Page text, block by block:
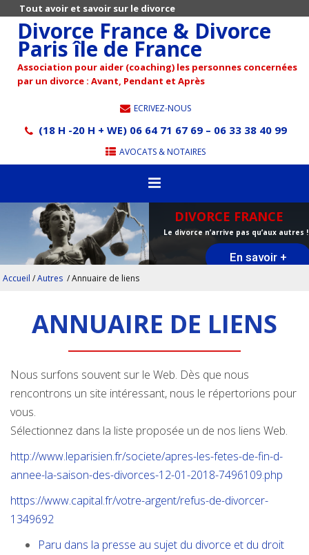
Tout avoir et savoir sur le divorce
Divorce France & Divorce
Paris île de France
Association pour aider (coaching) les personnes concernées
par un divorce : Avant, Pendant et Après
ECRIVEZ-NOUS
(18 H -20 H + WE) 06 64 71 67 69 – 06 33 38 40 99
AVOCATS & NOTAIRES
DIVORCE FRANCE
Le divorce n’arrive pas qu’aux autres !
En savoir +
Accueil /Autres /Annuaire de liens
ANNUAIRE DE LIENS
Nous surfons souvent sur le Web. Dès que nous
rencontrons un site intéressant, nous le répertorions pour
vous.
Sélectionnez dans la liste proposée un de nos liens Web.
http://www.leparisien.fr/societe/apres-les-fetes-de-fin-d-
annee-la-saison-des-divorces-12-01-2018-7496109.php
https://www.capital.fr/votre-argent/refus-de-divorcer-
1349692
Paru dans la presse au sujet du divorce et du droit